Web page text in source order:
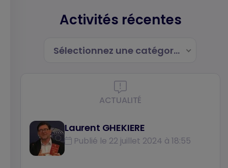
Activités récentes
Sélectionnez une catégorie
ACTUALITÉ
Laurent GHEKIERE
Publié le 22 juillet 2024 à 18:55